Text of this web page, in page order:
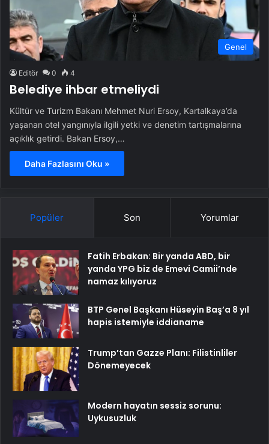
Genel
Editör 0 4
Belediye ihbar etmeliydi
Kültür ve Turizm Bakanı Mehmet Nuri Ersoy, Kartalkaya’da
yaşanan otel yangınıyla ilgili yetki ve denetim tartışmalarına
açıklık getirdi. Bakan Ersoy,…
Daha Fazlasını Oku »
Popüler Son Yorumlar
Fatih Erbakan: Bir yanda ABD, bir
yanda YPG biz de Emevi Camii’nde
namaz kılıyoruz
BTP Genel Başkanı Hüseyin Baş’a 8 yıl
hapis istemiyle iddianame
Trump’tan Gazze Planı: Filistinliler
Dönemeyecek
Modern hayatın sessiz sorunu:
Uykusuzluk